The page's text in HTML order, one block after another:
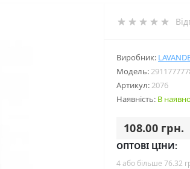
Виробник:
Модель:
Артикул:2076
Наявність: В
108.00 грн.
ОПТОВІ ЦІНИ:
4 або більше 76.32